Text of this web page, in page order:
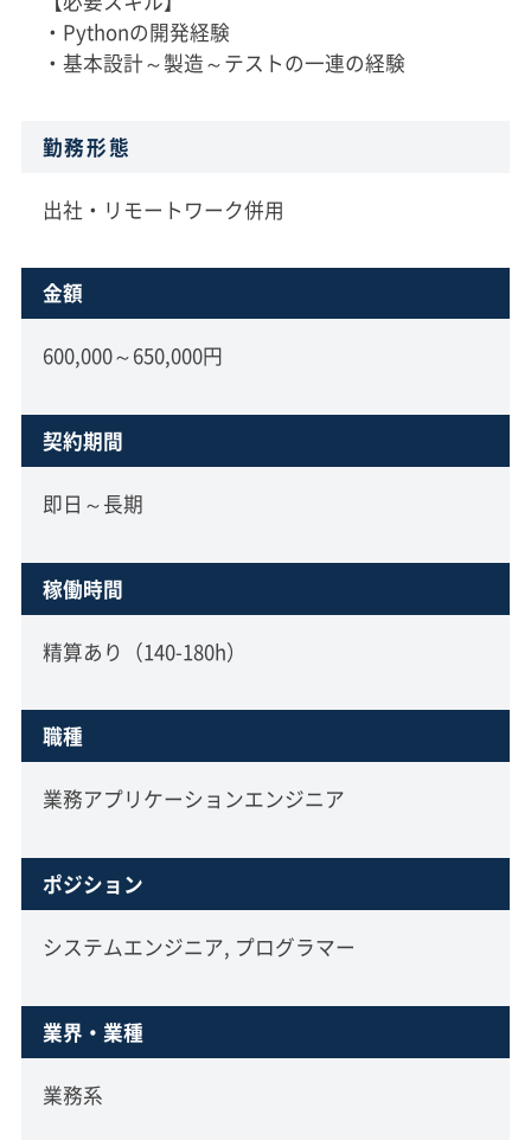
・Pythonの開発経験
・基本設計～製造～テストの一連の経験
勤務形態
出社・リモートワーク併用
金額
600,000～650,000円
契約期間
即日～長期
稼働時間
精算あり（140-180h）
職種
業務アプリケーションエンジニア
ポジション
システムエンジニア, プログラマー
業界・業種
業務系